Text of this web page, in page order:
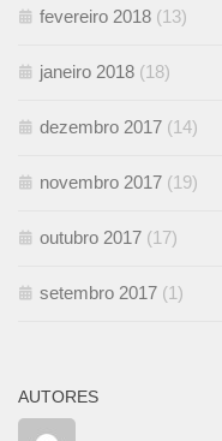
fevereiro 2018 (13)
janeiro 2018 (18)
dezembro 2017 (14)
novembro 2017 (19)
outubro 2017 (17)
setembro 2017 (1)
AUTORES